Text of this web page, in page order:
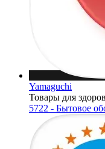
Yamaguchi
Товары для
5722 - Бытовое